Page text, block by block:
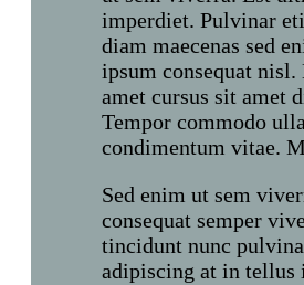
imperdiet. Pulvinar
diam maecenas sed
ipsum consequat
amet cursus sit amet
Tempor commodo
condimentum vitae.
Sed enim ut sem
consequat semper
tincidunt nunc
adipiscing at in tellus